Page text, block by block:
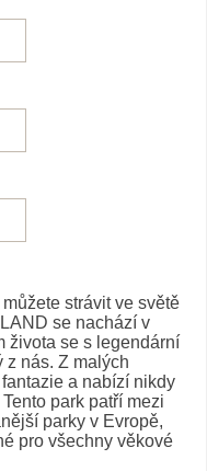
strávit ve světě
se nachází v
života se s legendární
z nás. Z malých
a nabízí nikdy
park patří mezi
parky v Evropě,
pro všechny věkové